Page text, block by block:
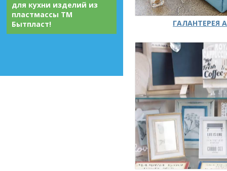
для кухни изделий из
пластмассы ТМ
Бытпласт!
ГАЛАНТЕРЕЯ